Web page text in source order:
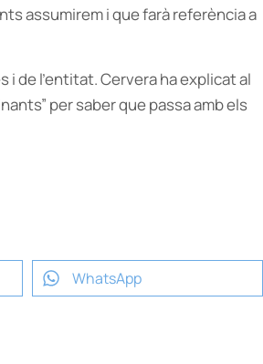
assumirem i que farà referència a
i de l’entitat. Cervera ha explicat al
per saber que passa amb els
WhatsApp